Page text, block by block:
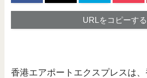
URLをコピーする
香港エアポートエクスプレスは